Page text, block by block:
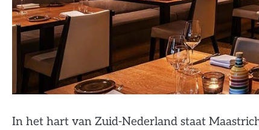
In het hart van Zuid-Nederland staat